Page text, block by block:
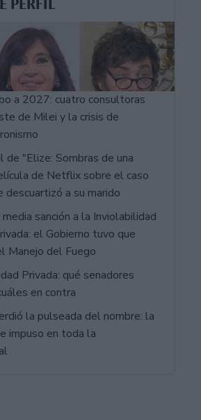
PERFIL
a 2027: cuatro consultoras
de Milei y la crisis de
de "Elize: Sombras de una
de Netflix sobre el caso
descuartizó a su marido
sanción a la Inviolabilidad
el Gobierno tuvo que
Manejo del Fuego
Privada: qué senadores
en contra
la pulseada del nombre: la
impuso en toda la